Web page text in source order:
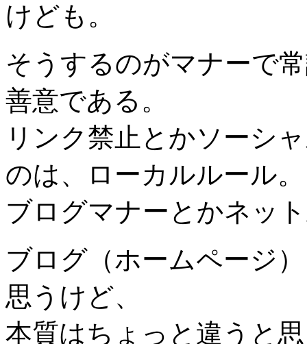
けども。
そうするのがマナーで
善意である。
リンク禁止とかソーシ
のは、ローカルルール。
ブログマナーとかネッ
ブログ（ホームページ
思うけど、
本質はちょっと違うと